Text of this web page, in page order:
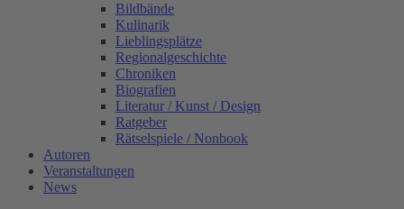
Bildbände
Kulinarik
Lieblingsplätze
Regionalgeschichte
Chroniken
Biografien
Literatur / Kunst / Design
Ratgeber
Rätselspiele / Nonbook
Autoren
Veranstaltungen
News